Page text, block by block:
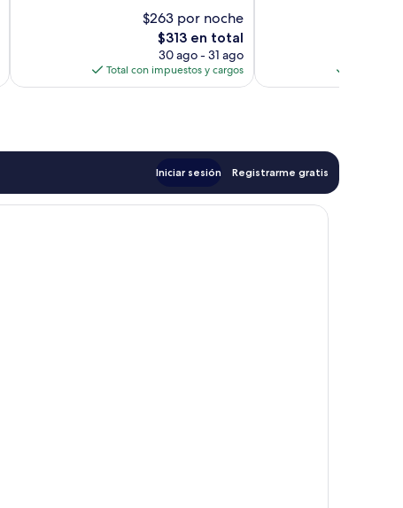
$263 por noche
El
precio
actual
es
$313 en total
30 ago - 31 ago
Total con impuestos y cargos
Iniciar sesión Registrarme gratis